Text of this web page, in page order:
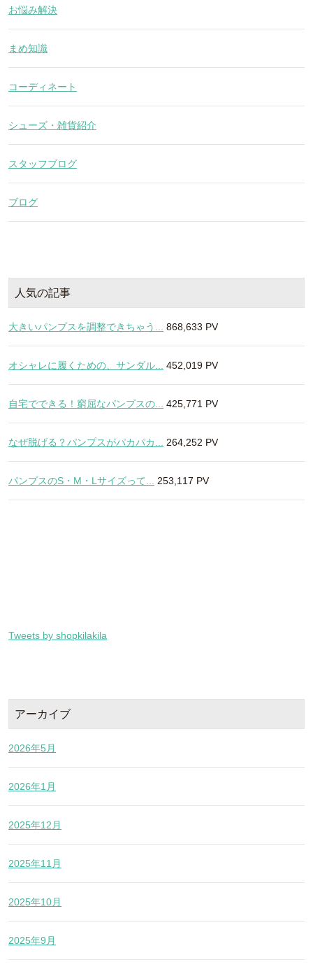
お悩み解決
まめ知識
コーディネート
シューズ・雑貨紹介
スタッフブログ
ブログ
人気の記事
大きいパンプスを調整できちゃう... 868,633 PV
オシャレに履くための、サンダル... 452,019 PV
自宅でできる！窮屈なパンプスの... 425,771 PV
なぜ脱げる？パンプスがパカパカ... 264,252 PV
パンプスのS・M・Lサイズって... 253,117 PV
Tweets by shopkilakila
アーカイブ
2026年5月
2026年1月
2025年12月
2025年11月
2025年10月
2025年9月